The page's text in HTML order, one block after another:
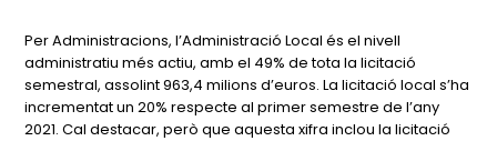
Per Administracions, l’Administració Local és el nivell
administratiu més actiu, amb el 49% de tota la licitació
semestral, assolint 963,4 milions d’euros. La licitació local s’ha
incrementat un 20% respecte al primer semestre de l’any
2021. Cal destacar, però que aquesta xifra inclou la licitació